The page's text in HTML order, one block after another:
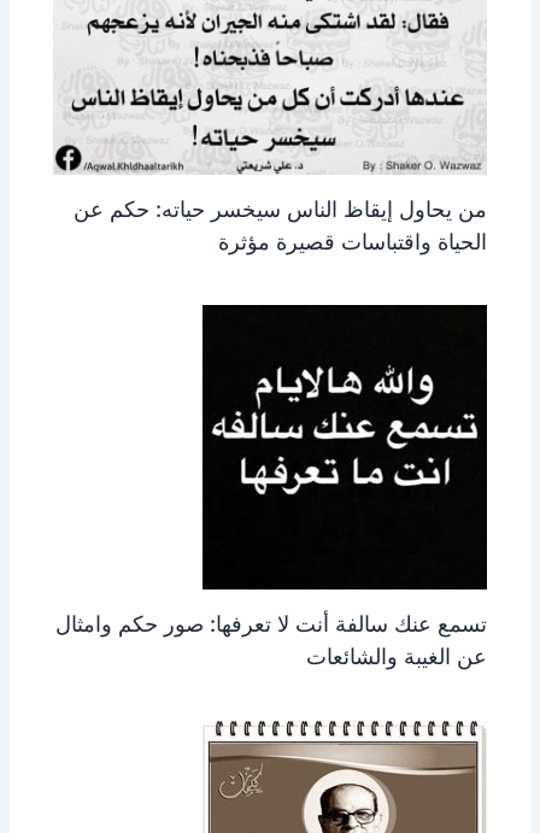
من يحاول إيقاظ الناس سيخسر حياته: حكم عن
الحياة واقتباسات قصيرة مؤثرة
تسمع عنك سالفة أنت لا تعرفها: صور حكم وامثال
عن الغيبة والشائعات